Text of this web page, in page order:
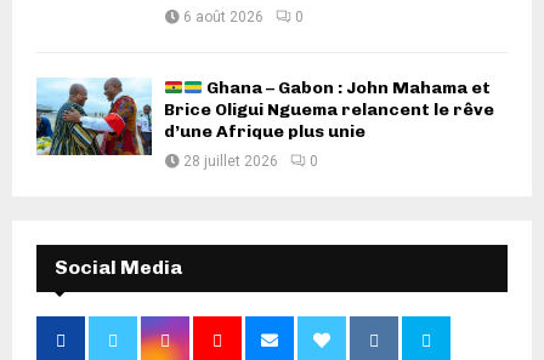
6 août 2026 0
Ghana – Gabon : John Mahama et
Brice Oligui Nguema relancent le rêve
d’une Afrique plus unie
28 juillet 2026 0
Social Media